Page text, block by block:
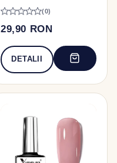
(0)
29,90 RON
DETALII